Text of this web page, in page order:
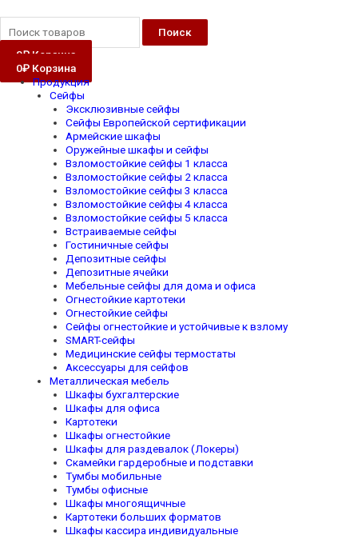
Поиск
0₽ Корзина
0₽ Корзина
Продукция
Сейфы
Эксклюзивные сейфы
Сейфы Европейской сертификации
Армейские шкафы
Оружейные шкафы и сейфы
Взломостойкие сейфы 1 класса
Взломостойкие сейфы 2 класса
Взломостойкие сейфы 3 класса
Взломостойкие сейфы 4 класса
Взломостойкие сейфы 5 класса
Встраиваемые сейфы
Гостиничные сейфы
Депозитные сейфы
Депозитные ячейки
Мебельные сейфы для дома и офиса
Огнестойкие картотеки
Огнестойкие сейфы
Сейфы огнестойкие и устойчивые к взлому
SMART-сейфы
Медицинские сейфы термостаты
Аксессуары для сейфов
Металлическая мебель
Шкафы бухгалтерские
Шкафы для офиса
Картотеки
Шкафы огнестойкие
Шкафы для раздевалок (Локеры)
Скамейки гардеробные и подставки
Тумбы мобильные
Тумбы офисные
Шкафы многоящичные
Картотеки больших форматов
Шкафы кассира индивидуальные